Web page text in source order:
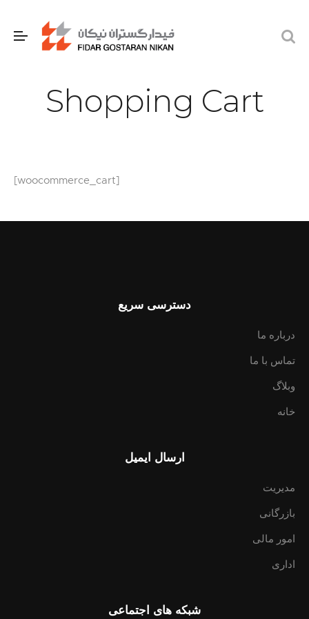
Shopping Cart
[woocommerce_cart]
دسترسی سریع
درباره ما
تماس با ما
وبلاگ
خانه
ارسال ایمیل
مدیریت
بازرگانی
امور مالی
اداری
شبکه های اجتماعی